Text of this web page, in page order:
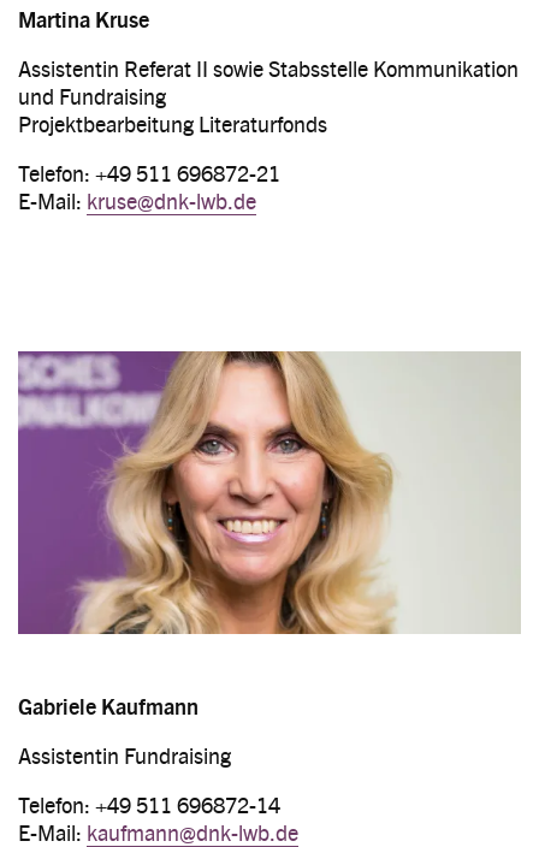
Martina Kruse
Assistentin Referat II sowie Stabsstelle Kommunikation
und Fundraising
Projektbearbeitung Literaturfonds
Telefon: +49 511 696872-21
E-Mail: kruse@dnk-lwb.de
Image
Gabriele Kaufmann
Assistentin Fundraising
Telefon: +49 511 696872-14
E-Mail: kaufmann@dnk-lwb.de